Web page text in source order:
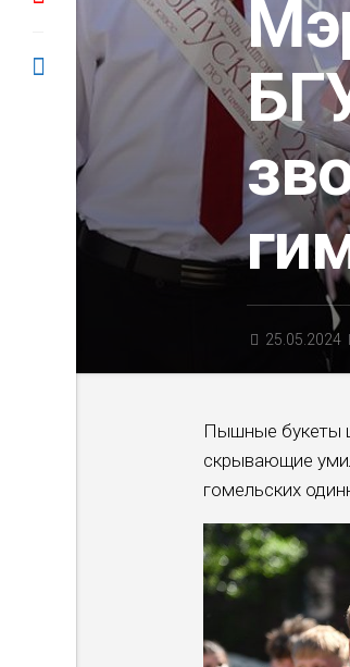
25.05.2024
Пышные букеты
скрывающие
гомельских